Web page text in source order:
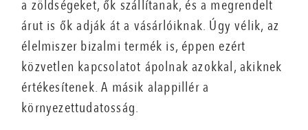
a zöldségeket, ők szállítanak, és a megrendelt
árut is ők adják át a vásárlóiknak. Úgy vélik, az
élelmiszer bizalmi termék is, éppen ezért
közvetlen kapcsolatot ápolnak azokkal, akiknek
értékesítenek. A másik alappillér a
környezettudatosság.